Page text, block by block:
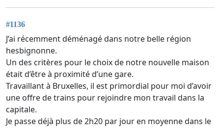
#1136
J’ai récemment déménagé dans notre belle région
hesbignonne.
Un des critères pour le choix de notre nouvelle maison
était d’être à proximité d’une gare.
Travaillant à Bruxelles, il est primordial pour moi d’avoir
une offre de trains pour rejoindre mon travail dans la
capitale.
Je passe déjà plus de 2h20 par jour en moyenne dans le